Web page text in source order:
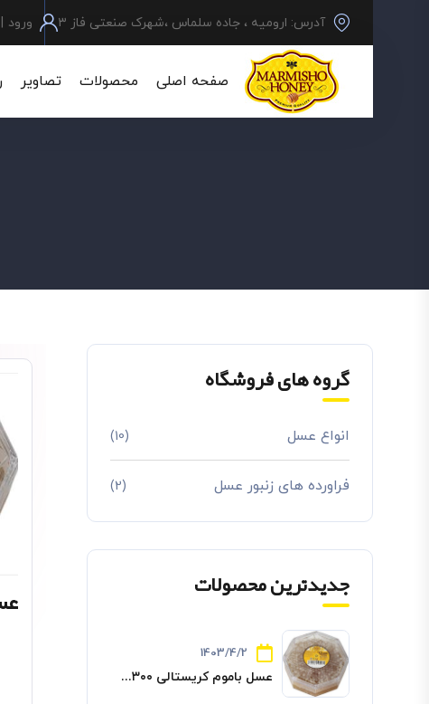
آدرس: ارومیه ، جاده سلماس ،شهرک صنعتی فاز ۳ ورود
صفحه اصلی محصولات تصاویر
گروه های فروشگاه
انواع عسل (10)
فراورده های زنبور عسل (2)
جدیدترین محصولات
1403/4/2
عسل باموم کریستالی ۳۰۰...